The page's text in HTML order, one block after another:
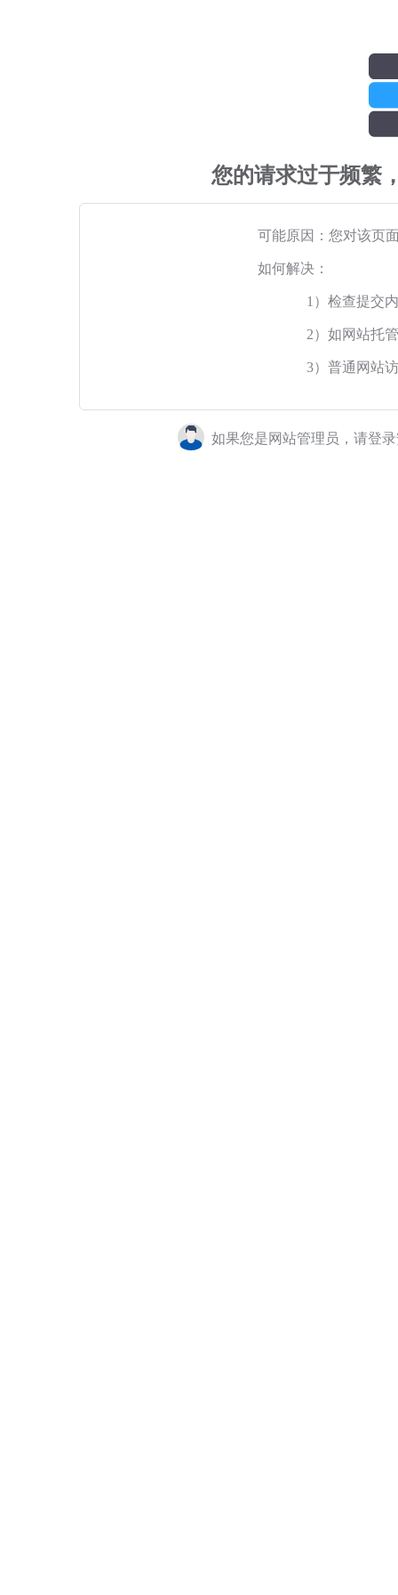
您的请求过于频繁
可能原因：您对该页
如何解决：
1）检查提交
2）如网站托
3）普通网站
如果您是网站管理员，请登